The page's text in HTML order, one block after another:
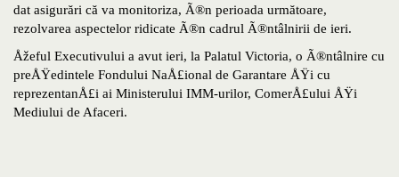
dat asigurări că va monitoriza, Ã®n perioada următoare,
rezolvarea aspectelor ridicate Ã®n cadrul Ã®ntâlnirii de ieri.
Åžeful Executivului a avut ieri, la Palatul Victoria, o Ã®ntâlnire cu
preÅŸedintele Fondului NaÅ£ional de Garantare ÅŸi cu
reprezentanÅ£i ai Ministerului IMM-urilor, ComerÅ£ului ÅŸi
Mediului de Afaceri.